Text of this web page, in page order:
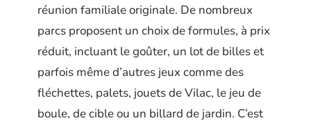
réunion familiale originale. De nombreux
parcs proposent un choix de formules, à prix
réduit, incluant le goûter, un lot de billes et
parfois même d’autres jeux comme des
fléchettes, palets, jouets de Vilac, le jeu de
boule, de cible ou un billard de jardin. C’est